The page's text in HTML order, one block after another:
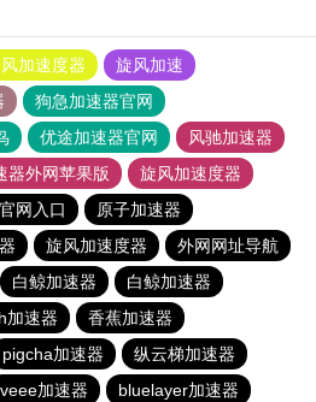
加速度器
旋风加速
狗急加速器官网
优途加速器官网
风驰加速器
器外网苹果版
旋风加速度器
网入口
原子加速器
旋风加速度器
外网网址导航
白鲸加速器
白鲸加速器
加速器
香蕉加速器
pigcha加速器
纵云梯加速器
veee加速器
bluelayer加速器